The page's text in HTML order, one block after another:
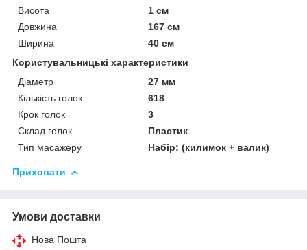
Висота
1 см
Довжина
167 см
Ширина
40 см
Користувальницькі характеристики
Діаметр
27 мм
Кількість голок
618
Крок голок
3
Склад голок
Пластик
Тип масажеру
Набір: (килимок + валик)
Приховати
Умови доставки
Нова Пошта